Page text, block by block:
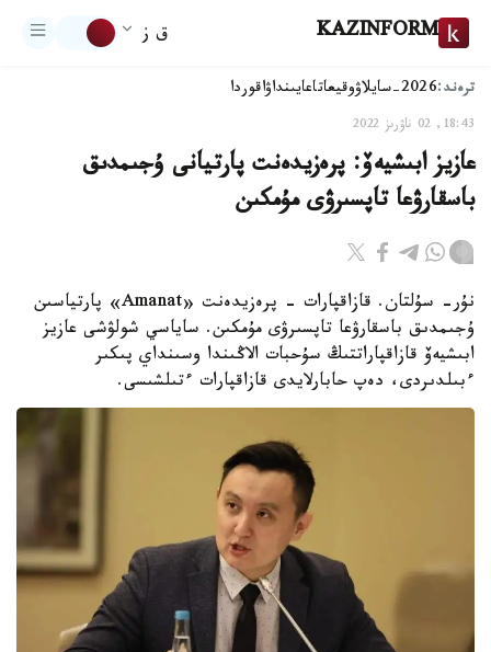
KAZINFORM ق ز
ترەند:2026-سايلاۋ وقيعاتاعايىنداۋاقوردا
18:43, 02 ناۋرىز 2022
عازيز ابىشيەۆ: پرەزيدەنت پارتيانى ۇجىمدىق
باسقارۋعا تاپسىرۋى مۇمكىن
نۇر- سۇلتان. قازاقپارات - پرەزيدەنت «Amanat» پارتياسىن
ۇجىمدىق باسقارۋعا تاپسىرۋى مۇمكىن. ساياسي شولۋشى عازيز
ابىشيەۆ قازاقپاراتتىڭ سۇحبات الاڭىندا وسىنداي پىكىر
ءبىلدىردى، دەپ حابارلايدى قازاقپارات ءتىلشىسى.